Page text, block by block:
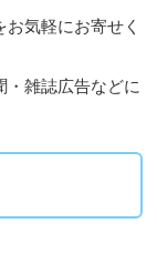
気軽にお寄せく
・雑誌広告などに